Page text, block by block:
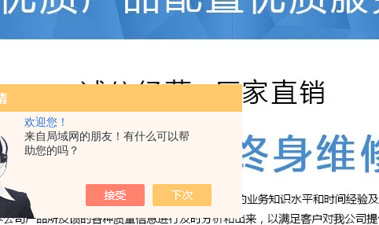
欢迎您！
来自局域网的朋友！有什么可以帮
助您的吗？